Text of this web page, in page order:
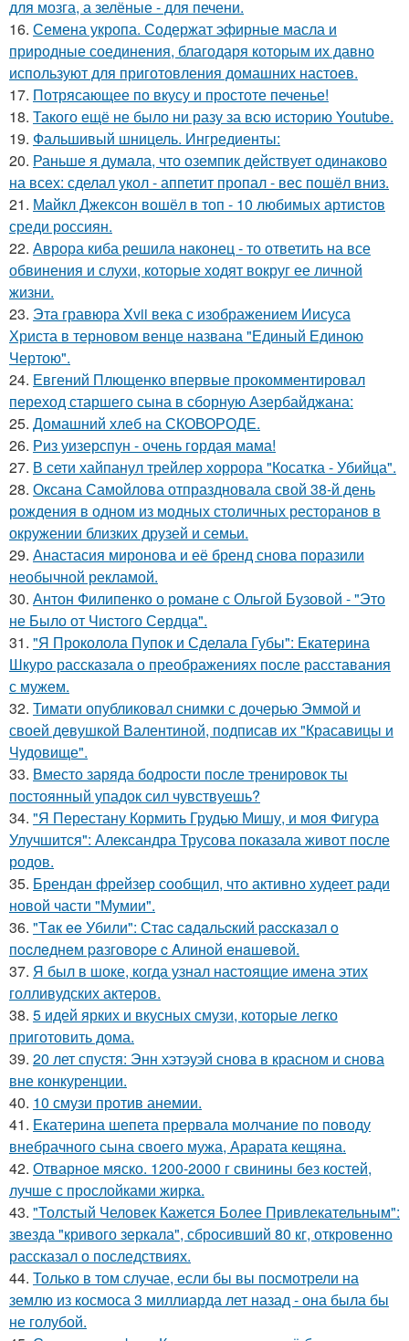
для мозга, а зелёные - для печени.
16. Семена укропа. Содержат эфирные масла и
природные соединения, благодаря которым их давно
используют для приготовления домашних настоев.
17. Потрясающее по вкусу и простоте печенье!
18. Такого ещё не было ни разу за всю историю Youtube.
19. Фальшивый шницель. Ингредиенты:
20. Раньше я думала, что оземпик действует одинаково
на всех: сделал укол - аппетит пропал - вес пошёл вниз.
21. Майкл Джексон вошёл в топ - 10 любимых артистов
среди россиян.
22. Аврора киба решила наконец - то ответить на все
обвинения и слухи, которые ходят вокруг ее личной
жизни.
23. Эта гравюра Xvii века с изображением Иисуса
Христа в терновом венце названа "Единый Единою
Чертою".
24. Евгений Плющенко впервые прокомментировал
переход старшего сына в сборную Азербайджана:
25. Домашний хлеб на СКОВОРОДЕ.
26. Риз уизерспун - очень гордая мама!
27. В сети хайпанул трейлер хоррора "Косатка - Убийца".
28. Оксана Самойлова отпраздновала свой 38-й день
рождения в одном из модных столичных ресторанов в
окружении близких друзей и семьи.
29. Анастасия миронова и её бренд снова поразили
необычной рекламой.
30. Антон Филипенко о романе с Ольгой Бузовой - "Это
не Было от Чистого Сердца".
31. "Я Проколола Пупок и Сделала Губы": Екатерина
Шкуро рассказала о преображениях после расставания
с мужем.
32. Тимати опубликовал снимки с дочерью Эммой и
своей девушкой Валентиной, подписав их "Красавицы и
Чудовище".
33. Вместо заряда бодрости после тренировок ты
постоянный упадок сил чувствуешь?
34. "Я Перестану Кормить Грудью Мишу, и моя Фигура
Улучшится": Александра Трусова показала живот после
родов.
35. Брендан фрейзер сообщил, что активно худеет ради
новой части "Мумии".
36. "Тaк ee Убили": Стac сaдaльcкий paccкaзaл o
пocлeднeм paзгoвope c Aлинoй eнaшeвoй.
37. Я был в шоке, когда узнал настоящие имена этих
голливудских актеров.
38. 5 идей ярких и вкусных смузи, которые легко
приготовить дома.
39. 20 лет спустя: Энн хэтэуэй снова в красном и снова
вне конкуренции.
40. 10 смузи против анемии.
41. Екатерина шепета прервала молчание по поводу
внебрачного сына своего мужа, Арарата кещяна.
42. Отварное мяско. 1200-2000 г свинины без костей,
лучше с прослойками жирка.
43. "Толстый Человек Кажется Более Привлекательным":
звезда "кривого зеркала", сбросивший 80 кг, откровенно
рассказал о последствиях.
44. Только в том случае, если бы вы посмотрели на
землю из космоса 3 миллиарда лет назад - она была бы
не голубой.